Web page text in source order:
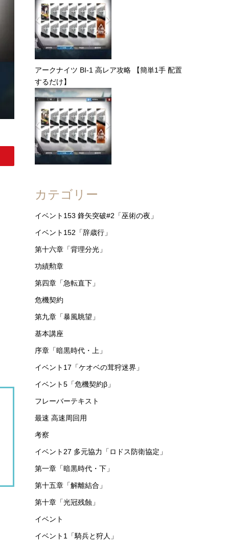
アークナイツ BI-1 高レア攻略 【簡単1手 配置
するだけ】
カテゴリー
イベント153 鋒矢突破#2「巫術の夜」
イベント152「辞歳行」
第十六章「背理分光」
功績勲章
第四章「急転直下」
危機契約
第九章「暴風眺望」
基本講座
序章「暗黒時代・上」
イベント17「ケオベの茸狩迷界」
イベント5「危機契約β」
フレーバーテキスト
最速 高速周回用
考察
イベント27 多元協力「ロドス防衛協定」
第一章「暗黒時代・下」
第十五章「解離結合」
第十章「光冠残蝕」
イベント
イベント1「騎兵と狩人」